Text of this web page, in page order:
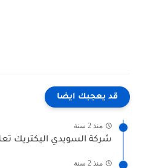
قد يعجبك ايضا
منذ 2 سنة
شركة السويدي اليكتريك تعلن عن 21
منذ 2 سنة